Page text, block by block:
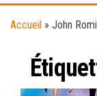
Accueil » John